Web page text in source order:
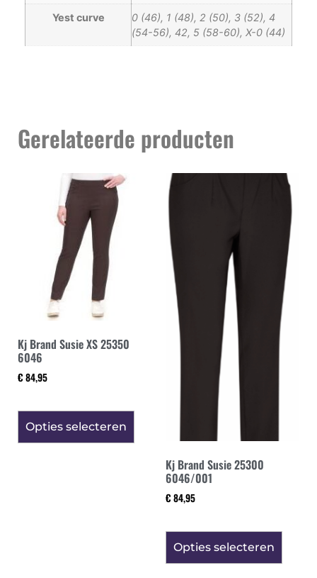
Yest curve
0 (46), 1 (48), 2 (50), 3 (52), 4
(54-56), 42, 5 (58-60), X-0 (44)
Gerelateerde producten
Kj Brand Susie XS 25350
6046
€ 84,95
Opties selecteren
Kj Brand Susie 25300
6046/001
€ 84,95
Opties selecteren